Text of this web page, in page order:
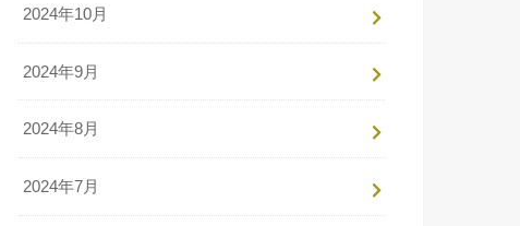
2024年10月
2024年9月
2024年8月
2024年7月